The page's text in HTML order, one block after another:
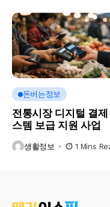
돈버는정보
전통시장 디지털 결제
스템 보급 지원 사업
생활정보 1 Mins